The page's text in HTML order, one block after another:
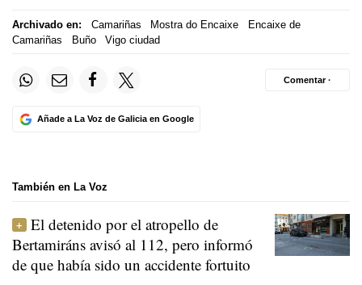
Archivado en: Camariñas Mostra do Encaixe
Encaixe de
Camariñas
Buño Vigo ciudad
Añade a La Voz de Galicia en Google
Comentar ·
También en La Voz
El detenido por el atropello de
Bertamiráns avisó al 112, pero informó
de que había sido un accidente fortuito